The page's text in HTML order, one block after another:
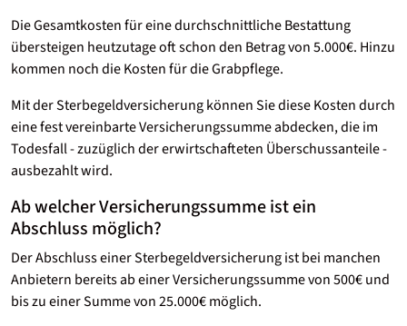
Die Gesamtkosten für eine durchschnittliche Bestattung
übersteigen heutzutage oft schon den Betrag von 5.000€. Hinzu
kommen noch die Kosten für die Grabpflege.
Mit der Sterbegeldversicherung können Sie diese Kosten durch
eine fest vereinbarte Versicherungssumme abdecken, die im
Todesfall - zuzüglich der erwirtschafteten Überschussanteile -
ausbezahlt wird.
Ab welcher Versicherungssumme ist ein
Abschluss möglich?
Der Abschluss einer Sterbegeldversicherung ist bei manchen
Anbietern bereits ab einer Versicherungssumme von 500€ und
bis zu einer Summe von 25.000€ möglich.